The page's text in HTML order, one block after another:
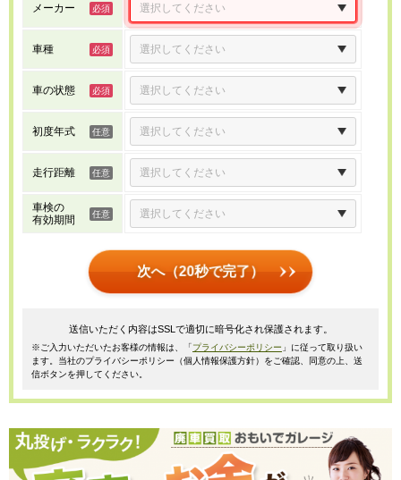
メーカー
車種
車の状態
初度年式
走行距離
車検の
有効期間
次へ（20秒で完了）
送信いただく内容はSSLで適切に暗号化され保護されます。
※ご入力いただいたお客様の情報は、「プライバシーポリシー 」に従って取り扱い
ます。当社のプライバシーポリシー（個人情報保護方針）をご確認、同意の上、送
信ボタンを押してください。